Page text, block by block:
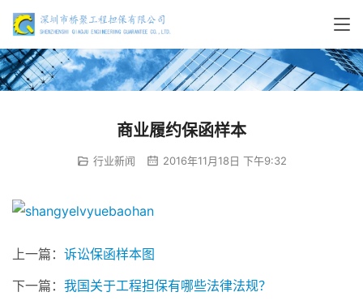
商业履约保函样本
行业新闻 2016年11月18日 下午9:32
上一篇： 诉讼保函样本图
下一篇： 我国关于工程担保有哪些法律法规？